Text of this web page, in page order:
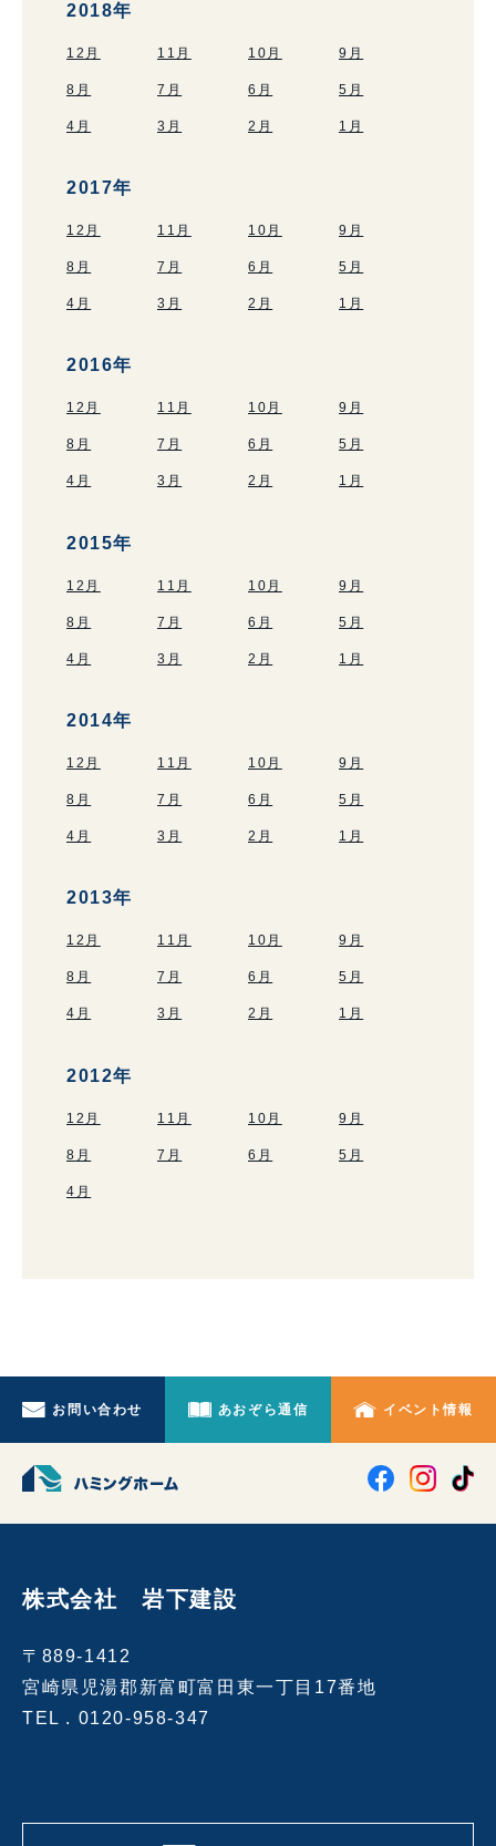
2018年
12月 11月 10月 9月
8月 7月 6月 5月
4月 3月 2月 1月
2017年
12月 11月 10月 9月
8月 7月 6月 5月
4月 3月 2月 1月
2016年
12月 11月 10月 9月
8月 7月 6月 5月
4月 3月 2月 1月
2015年
12月 11月 10月 9月
8月 7月 6月 5月
4月 3月 2月 1月
2014年
12月 11月 10月 9月
8月 7月 6月 5月
4月 3月 2月 1月
2013年
12月 11月 10月 9月
8月 7月 6月 5月
4月 3月 2月 1月
2012年
12月 11月 10月 9月
8月 7月 6月 5月
4月
お問い合わせ あおぞら通信 イベント情報
株式会社 岩下建設
〒889-1412
宮崎県児湯郡新富町富田東一丁目17番地
TEL . 0120-958-347